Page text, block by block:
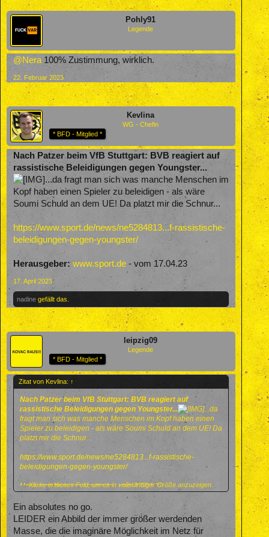
Pohly91
Legende
@Nera100% Zustimmung, wirklich.
22. Februar 2023
Kevlina
WG - Chefin
* BFD - Mitglied *
Nach Patzer beim VfB Stuttgart: BVB reagiert auf
rassistische Beleidigungen gegen Youngster...
...da fragt man sich was manche Menschen im
Kopf haben einen Spieler zu beleidigen - als wäre
Soumi Schuld an dem UE! Da platzt mir die Schnur...
https://www.sport.de/news/ne5284813...f-rassistische-
beleidigungen-gegen-youngster/
Herausgeber: www.sport.de - vom 17.04.23
17. April 2023
nadine gefällt das.
leipzig09
Legende
* BFD - Mitglied *
Zitat von Kevlina: ↑
Nach Patzer beim VfB Stuttgart: BVB reagiert auf
rassistische Beleidigungen gegen Youngster...
...da
fragt man sich was manche Menschen im Kopf haben einen
Spieler zu beleidigen - als wäre Soumi Schuld an dem UE! Da
platzt mir die Schnur...
https://www.sport.de/news/ne5284813...f-rassistische-
beleidigungen-gegen-youngster/
Herausgeber: www.sport.de- vom 17.04.23
Klicke in dieses Feld, um es in vollständiger Größe anzuzeigen.
Ein absolutes no go.
LEIDER ein Abbild der immer größer werdenden
Masse, die die imaginäre Möglichkeit im Netz für